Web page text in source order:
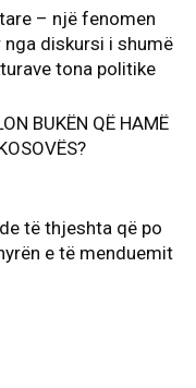
– një fenomen
diskursi i shumë
tona politike
BUKËN QË HAMË
të thjeshta që po
e të menduemit